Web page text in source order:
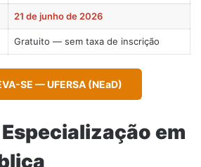
21 de junho de 2026
Gratuito — sem taxa de inscrição
SE — UFERSA (NEaD)
em